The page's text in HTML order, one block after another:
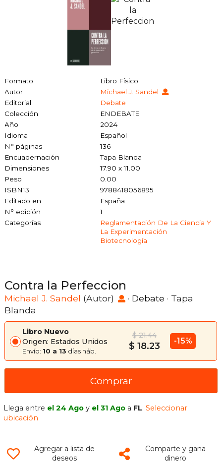
Formato
Libro Físico
Autor
Michael J. Sandel
Editorial
Debate
Colección
ENDEBATE
Año
2024
Idioma
Español
N° páginas
136
Encuadernación
Tapa Blanda
Dimensiones
17.90 x 11.00
Peso
0.00
ISBN13
9788418056895
Editado en
España
N° edición
1
Categorías
Reglamentación De La Ciencia Y
La Experimentación
Biotecnología
Contra la Perfeccion
Michael J. Sandel (Autor) · Debate · Tapa
Blanda
Libro Nuevo
Origen: Estados Unidos
Envío: 10 a 13 días háb.
$ 21.44
$ 18.23 -15%
Comprar
Llega entre el 24 Ago y el 31 Ago a FL.Seleccionar
ubicación
Agregar a lista de
deseos
Comparte y gana
dinero